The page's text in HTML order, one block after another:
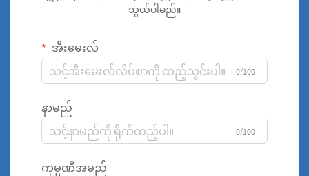
သွယ်ပါမည်။
အီးမေးလ်
0/100
နာမည်
0/100
ကုမ္ပဏီအမည်